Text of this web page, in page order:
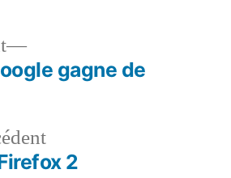
Article
précédent :
2
Article
suivant :
gagne de